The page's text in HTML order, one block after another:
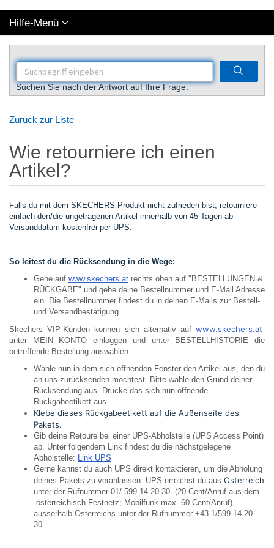
Hilfe-Menü
Suchen Sie nach der Antwort auf Ihre Frage.
Zurück zur Liste
Wie retourniere ich einen
Artikel?
Falls du mit dem SKECHERS-Produkt nicht zufrieden bist, retourniere
einfach den/die ungetragenen Artikel innerhalb von 45 Tagen ab
Versanddatum kostenfrei per UPS.
So leitest du die Rücksendung in die Wege:
Gehe auf www.skechers.at rechts oben auf "BESTELLUNGEN &
RÜCKGABE" und gebe deine Bestellnummer und E-Mail Adresse
ein. Die Bestellnummer findest du in deinen E-Mails zur Bestell-
und Versandbestätigung.
Skechers VIP-Kunden können sich alternativ auf www.skechers.at
unter MEIN KONTO einloggen und unter BESTELLHISTORIE die
betreffende Bestellung auswählen.
Wähle nun in dem sich öffnenden Fenster den Artikel aus, den du
an uns zurücksenden möchtest. Bitte wähle den Grund deiner
Rücksendung aus. Drucke das sich nun öffnende
Rückgabeetikett aus.
Klebe dieses Rückgabeetikett auf die Außenseite des
Pakets.
Gib deine Retoure bei einer UPS-Abholstelle (UPS Access Point)
ab. Unter folgendem Link findest du die nächstgelegene
Abholstelle: Link UPS
Gerne kannst du auch UPS direkt kontaktieren, um die Abholung
deines Pakets zu veranlassen. UPS erreichst du aus Österreich
unter der Rufnummer 01/ 599 14 20 30 (20 Cent/Anruf aus dem
österreichisch Festnetz; Mobilfunk max. 60 Cent/Anruf),
ausserhalb Österreichs unter der Rufnummer +43 1/599 14 20
30.